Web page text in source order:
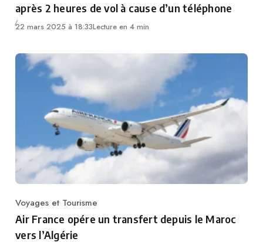
après 2 heures de vol à cause d’un téléphone
22 mars 2025 à 18:33Lecture en 4 min
Category
Voyages et Tourisme
Air France opére un transfert depuis le Maroc
vers l’Algérie